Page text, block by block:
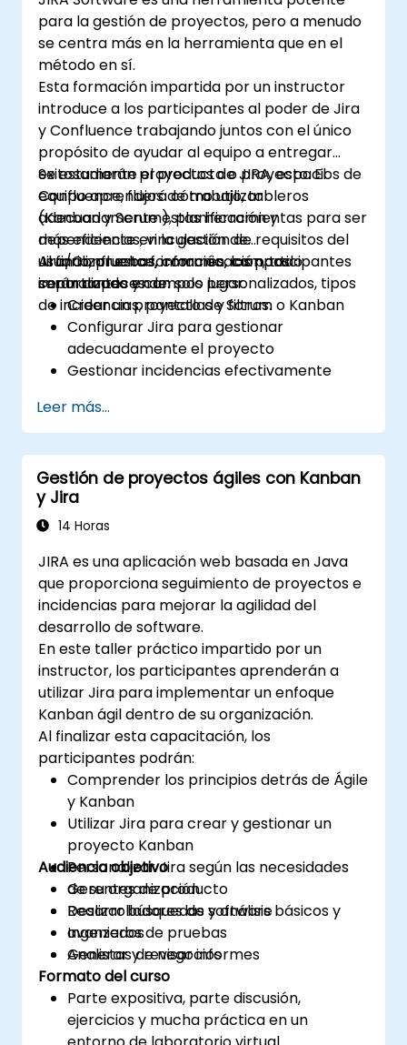
para la gestión de proyectos, pero a menudo
se centra más en la herramienta que en el
método en sí.
Esta formación impartida por un instructor
introduce a los participantes al poder de Jira
y Confluence trabajando juntos con el único
propósito de ayudar al equipo a entregar
exitosamente el producto o proyecto. El
equipo aprenderá cómo utilizar
adecuadamente estas herramientas para ser
más eficiente en la gestión de requisitos del
usuario, pruebas, comunicación, todo
centralizado en un solo lugar.
Se estudiarán proyectos de JIRA, espacios de
Confluence, flujos de trabajo, tableros
(Kanban y Scrum), planificación y
dependencias, vinculación de
Jira/Confluence, informes, campos
importantes y campos personalizados, tipos
de incidencias, pantallas y filtros.
Al finalizar esta formación, los participantes
serán capaces de:
Crear un proyecto de Scrum o Kanban
Configurar Jira para gestionar
adecuadamente el proyecto
Gestionar incidencias efectivamente
manejar tipos de incidencias
Crear flujos de trabajo y tableros, y
comprender su interacción
Realizar búsquedas básicas y avanzadas
así como análisis
Generar y revisar informes necesarios
Leer más...
Gestión de proyectos ágiles con Kanban
y Jira
14 Horas
JIRA es una aplicación web basada en Java
que proporciona seguimiento de proyectos e
incidencias para mejorar la agilidad del
desarrollo de software.
En este taller práctico impartido por un
instructor, los participantes aprenderán a
utilizar Jira para implementar un enfoque
Kanban ágil dentro de su organización.
Al finalizar esta capacitación, los
participantes podrán:
Comprender los principios detrás de Ágile
y Kanban
Utilizar Jira para crear y gestionar un
proyecto Kanban
Personalizar Jira según las necesidades
de su organización
Realizar búsquedas y análisis básicos y
avanzados
Generar y revisar informes
Audiencia objetivo
Gerentes de producto
Desarrolladores de software
Ingenieros de pruebas
Analistas de negocios
Formato del curso
Parte expositiva, parte discusión,
ejercicios y mucha práctica en un